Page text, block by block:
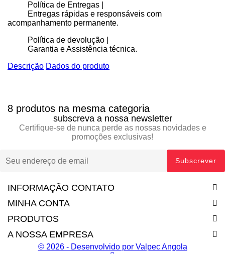
Política de Entregas |
Entregas rápidas e responsáveis com
acompanhamento permanente.
Política de devolução |
Garantia e Assistência técnica.
Descrição Dados do produto
8 produtos na mesma categoria
subscreva a nossa newsletter
Certifique-se de nunca perde as nossas novidades e
promoções exclusivas!
INFORMAÇÃO CONTATO
MINHA CONTA
PRODUTOS
A NOSSA EMPRESA
© 2026 - Desenvolvido por Valpec Angola